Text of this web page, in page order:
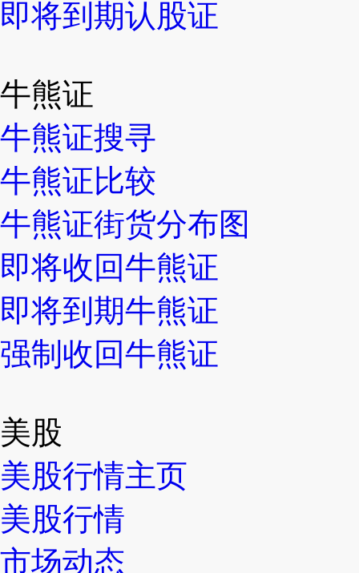
即将到期认股证
牛熊证
牛熊证搜寻
牛熊证比较
牛熊证街货分布图
即将收回牛熊证
即将到期牛熊证
强制收回牛熊证
美股
美股行情主页
美股行情
市场动态